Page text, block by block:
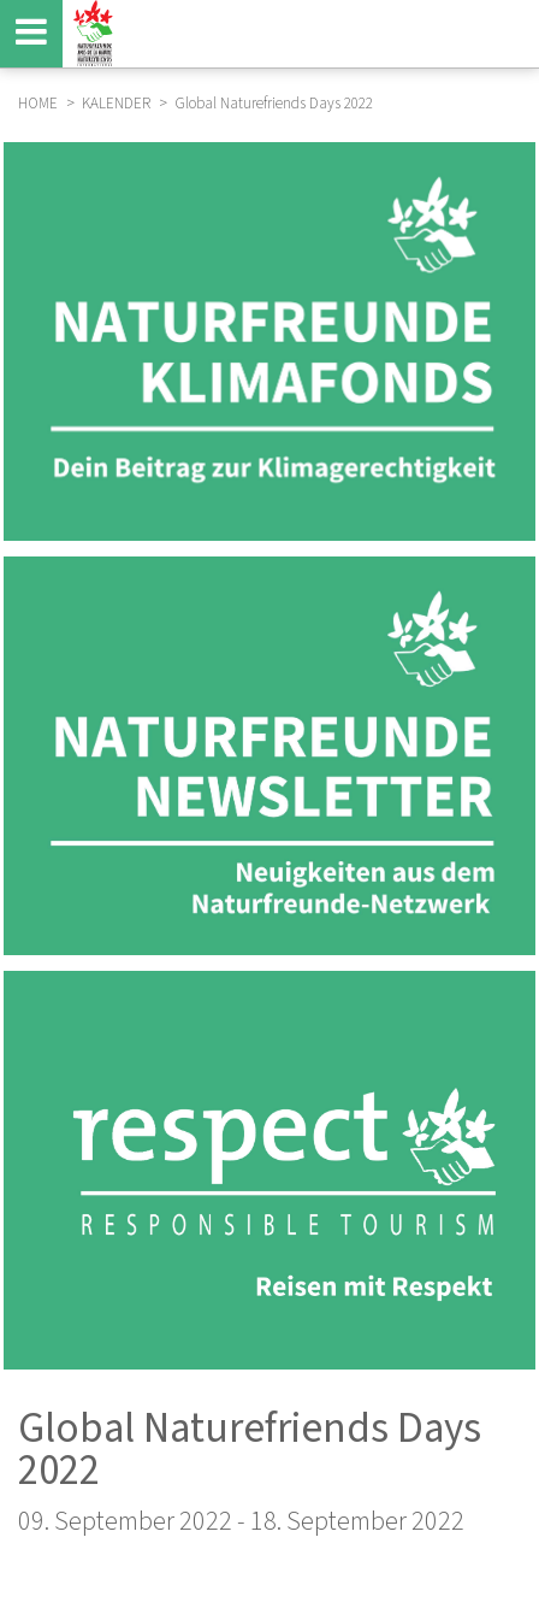
Direkt
zum
Inhalt
BREADCRUMB
HOME KALENDER Global Naturefriends Days 2022
Global Naturefriends Days
2022
09. September 2022-18. September 2022